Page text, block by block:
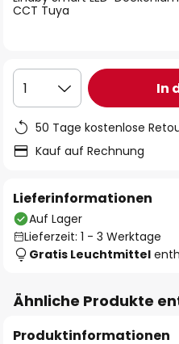
CCT Tuya
1 In
50 Tage kostenlose
Kauf auf Rechnung
Lieferinformationen
Auf Lager
Lieferzeit: 1 - 3 Werktage
Gratis Leuchtmittel
Ähnliche Produkte
Produktinformationen